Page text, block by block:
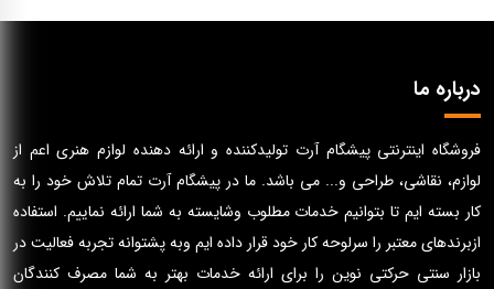
درباره ما
فروشگاه اینترنتی پیشگام آرت تولیدکننده و ارائه دهنده لوازم هنری اعم از
لوازم، نقاشی، طراحی و... می باشد. ما در پیشگام آرت تمام تلاش خود را به
کار بسته ایم تا بتوانیم خدمات مطلوب وشایسته به شما ارائه نماییم. استفاده
ازبرندهای معتبر را سرلوحه کار خود قرار داده ایم وبه پشتوانه تجربه فعالیت در
بازار سنتی حرکتی نوین را برای ارائه خدمات بهتر به شما مصرف کنندگان